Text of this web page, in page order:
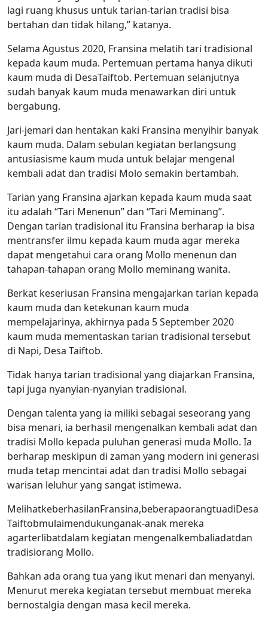
lagi ruang khusus untuk tarian-tarian tradisi bisa
bertahan dan tidak hilang,” katanya.
Selama Agustus 2020, Fransina melatih tari tradisional
kepada kaum muda. Pertemuan pertama hanya dikuti
kaum muda di DesaTaiftob. Pertemuan selanjutnya
sudah banyak kaum muda menawarkan diri untuk
bergabung.
Jari-jemari dan hentakan kaki Fransina menyihir banyak
kaum muda. Dalam sebulan kegiatan berlangsung
antusiasisme kaum muda untuk belajar mengenal
kembali adat dan tradisi Molo semakin bertambah.
Tarian yang Fransina ajarkan kepada kaum muda saat
itu adalah “Tari Menenun” dan “Tari Meminang”.
Dengan tarian tradisional itu Fransina berharap ia bisa
mentransfer ilmu kepada kaum muda agar mereka
dapat mengetahui cara orang Mollo menenun dan
tahapan-tahapan orang Mollo meminang wanita.
Berkat keseriusan Fransina mengajarkan tarian kepada
kaum muda dan ketekunan kaum muda
mempelajarinya, akhirnya pada 5 September 2020
kaum muda mementaskan tarian tradisional tersebut
di Napi, Desa Taiftob.
Tidak hanya tarian tradisional yang diajarkan Fransina,
tapi juga nyanyian-nyanyian tradisional.
Dengan talenta yang ia miliki sebagai seseorang yang
bisa menari, ia berhasil mengenalkan kembali adat dan
tradisi Mollo kepada puluhan generasi muda Mollo. Ia
berharap meskipun di zaman yang modern ini generasi
muda tetap mencintai adat dan tradisi Mollo sebagai
warisan leluhur yang sangat istimewa.
MelihatkeberhasilanFransina,beberapaorangtuadiDesa
Taiftobmulaimendukunganak-anak mereka
agarterlibatdalam kegiatan mengenalkembaliadatdan
tradisiorang Mollo.
Bahkan ada orang tua yang ikut menari dan menyanyi.
Menurut mereka kegiatan tersebut membuat mereka
bernostalgia dengan masa kecil mereka.